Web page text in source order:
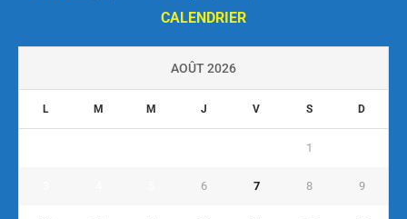
CALENDRIER
AOÛT 2026
L M M J V S D
1
6 7 8 9